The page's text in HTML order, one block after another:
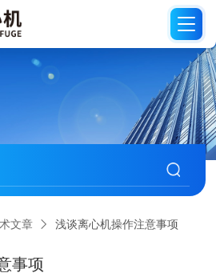
文章 浅谈离心机操作注意事项
事项